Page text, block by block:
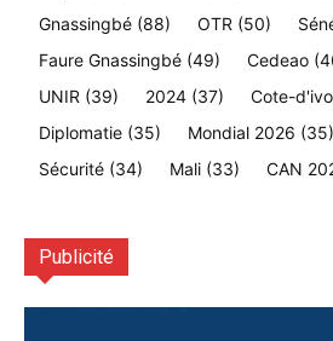
Gnassingbé (88) OTR (50)
Faure Gnassingbé (49) Cedeao
UNIR (39) 2024 (37) Cote-
Diplomatie (35) Mondial 2026 (35)
Sécurité (34) Mali (33) CAN
Publicité